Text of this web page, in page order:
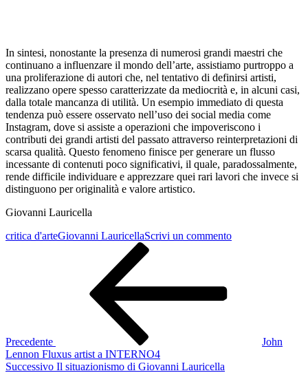
In sintesi, nonostante la presenza di numerosi grandi maestri che
continuano a influenzare il mondo dell’arte, assistiamo purtroppo a
una proliferazione di autori che, nel tentativo di definirsi artisti,
realizzano opere spesso caratterizzate da mediocrità e, in alcuni casi,
dalla totale mancanza di utilità. Un esempio immediato di questa
tendenza può essere osservato nell’uso dei social media come
Instagram, dove si assiste a operazioni che impoveriscono i
contributi dei grandi artisti del passato attraverso reinterpretazioni di
scarsa qualità. Questo fenomeno finisce per generare un flusso
incessante di contenuti poco significativi, il quale, paradossalmente,
rende difficile individuare e apprezzare quei rari lavori che invece si
distinguono per originalità e valore artistico.
Giovanni Lauricella
critica d'arteGiovanni LauricellaScrivi un commentosu
Precedente
John
Lennon Fluxus artist a INTERNO4
Articolo
Successivo Il situazionismo di Giovanni Lauricella